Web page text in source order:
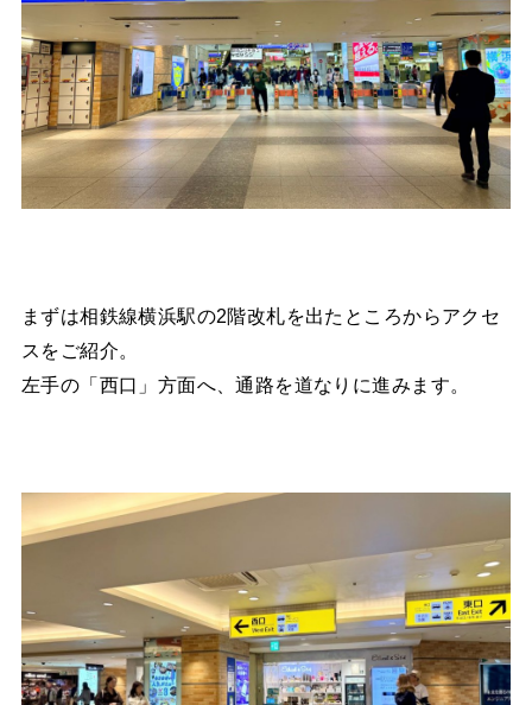
まずは相鉄線横浜駅の2階改札を出たところからアクセ
スをご紹介。
左手の「西口」方面へ、通路を道なりに進みます。